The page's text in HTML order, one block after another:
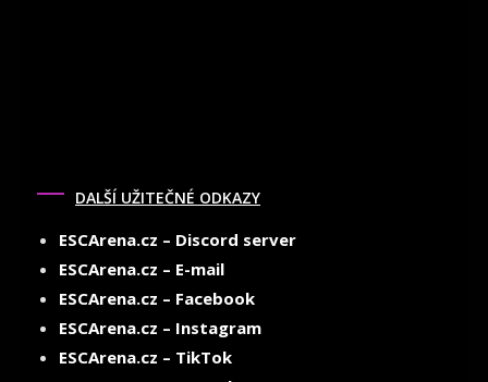
DALŠÍ UŽITEČNÉ ODKAZY
ESCArena.cz – Discord server
ESCArena.cz – E-mail
ESCArena.cz – Facebook
ESCArena.cz – Instagram
ESCArena.cz – TikTok